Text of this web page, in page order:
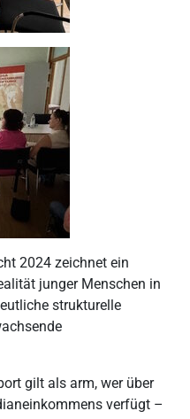
2024 zeichnet ein
junger Menschen in
strukturelle
gilt als arm, wer über
verfügt –